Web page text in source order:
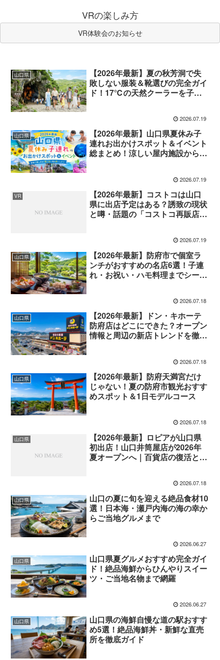
VRの楽しみ方
VR体験会のお知らせ
山口県
【2026年最新】夏の秋芳洞で失
敗しない服装＆靴選びの完全ガイ
ド！17℃の天然クーラーを子連
2026.07.19
山口県
【2026年最新】山口県夏休み子
連れお出かけスポット＆イベント
総まとめ！涼しい屋内施設からプ
2026.07.19
VR
【2026年最新】コストコは山口
県に出店予定はある？誘致の現状
と噂・話題の「コストコ再販店」
2026.07.19
山口県
【2026年最新】防府市で個室ラ
ンチがおすすめの名店6選！子連
れ・お祝い・ハモ料理までシーン
2026.07.18
山口県
【2026年最新】ドン・キホーテ
防府店はどこにできた？オープン
情報と周辺の新店トレンドを徹底
2026.07.18
山口県
【2026年最新】防府天満宮だけ
じゃない！夏の防府市観光おすす
めスポット＆1日モデルコース
2026.07.18
山口県
【2026年最新】ロピアが山口県
初出店！山口井筒屋店が2026年
夏オープンへ｜百貨店の復活と出
2026.07.18
山口県
山口の夏に旬を迎える絶品食材10
選！日本海・瀬戸内海の海の幸か
らご当地グルメまで
2026.06.27
山口県
山口県夏グルメおすすめ完全ガイ
ド！絶品海鮮からひんやりスイー
ツ・ご当地名物まで網羅
2026.06.27
山口県
山口県の海鮮自慢な道の駅おすす
め5選！絶品海鮮丼・新鮮な直売
所を徹底ガイド